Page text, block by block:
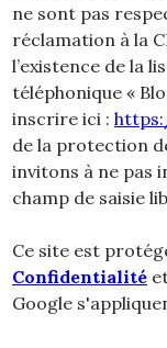
ne sont pas
réclamation à la
l’existence de la
téléphonique «
inscrire ici :
de la protection
invitons à ne pas
champ de saisie
Ce site est
Confidentialité
Google